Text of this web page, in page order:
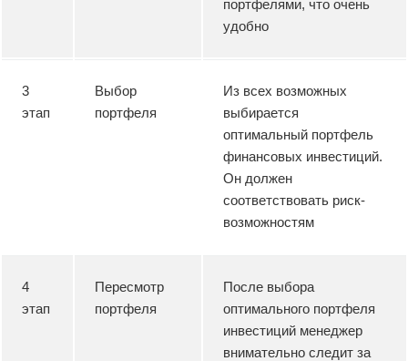
портфелями, что очень
удобно
3
этап
Выбор
портфеля
Из всех возможных
выбирается
оптимальный портфель
финансовых инвестиций.
Он должен
соответствовать риск-
возможностям
4
этап
Пересмотр
портфеля
После выбора
оптимального портфеля
инвестиций менеджер
внимательно следит за